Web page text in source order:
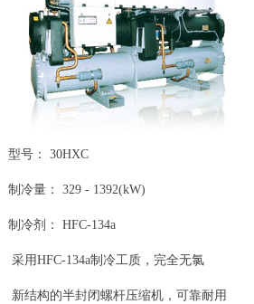
型号： 30HXC
制冷量： 329 - 1392(kW)
制冷剂： HFC-134a
采用HFC-134a制冷工质，完全无氯
新结构的半封闭螺杆压缩机，可靠耐用